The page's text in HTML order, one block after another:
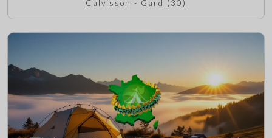
Calvisson - Gard (30)